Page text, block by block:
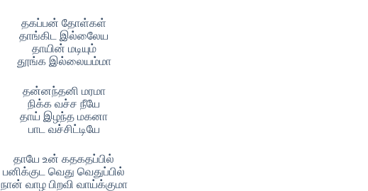
தகப்பன் தோள்கள்
தாங்கிட இல்லைேய
தாயின் மடியும்
தூங்க இல்லையம்மா
தன்னந்தனி மரமா
நிக்க வச்ச நீயே
தாய் இழந்த மகனா
பாட வச்சிட்டியே
தாயே உன் கதகதப்பில்
பனிக்குட வெது வெதுப்பில்
நான் வாழ பிறவி வாய்க்குமா